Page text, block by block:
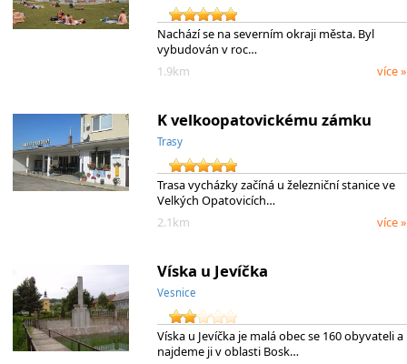
Nachází se na severním okraji města. Byl
vybudován v roc…
1.9km
více »
K velkoopatovickému zámku
Trasy
Trasa vycházky začíná u železniční stanice ve
Velkých Opatovicích…
2.1km
více »
Víska u Jevíčka
Vesnice
Víska u Jevíčka je malá obec se 160 obyvateli a
najdeme ji v oblasti Bosk…